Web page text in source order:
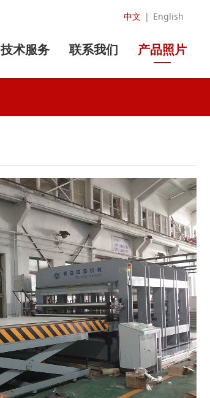
中文 | English
技术服务 联系我们 产品照片